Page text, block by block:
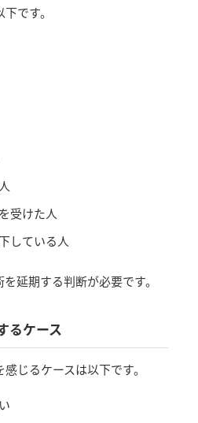
です。
受けた人
している人
延期する判断が必要です。
るケース
じるケースは以下です。